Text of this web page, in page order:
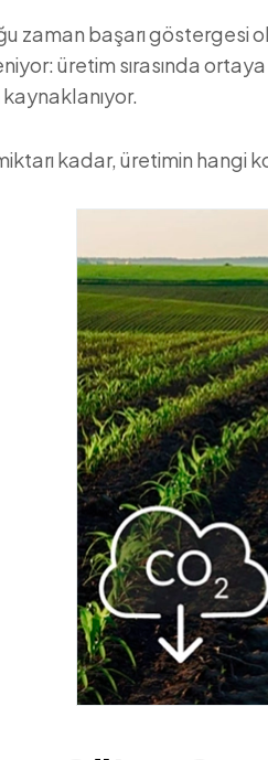
zaman başarı
üretim sırasında ortaya
kadar, üretimin hangi